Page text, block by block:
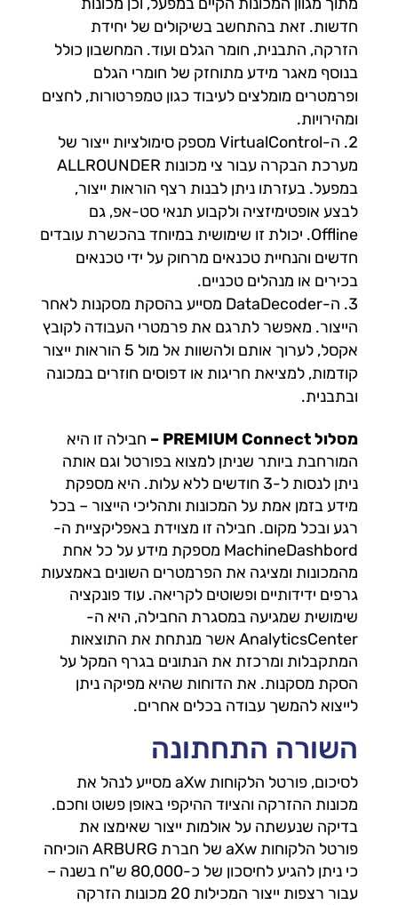
חדשות. זאת בהתחשב בשיקולים של יחידת
הזרקה, התבנית, חומר הגלם ועוד. המחשבון כולל
בנוסף מאגר מידע מתוחזק של חומרי הגלם
ופרמטרים מומלצים לעיבוד כגון טמפרטורות, לחצים
ומהירויות.
ה-VirtualControl מספק סימולציות ייצור של
מערכת הבקרה עבור צי מכונות ALLROUNDER
במפעל. בעזרתו ניתן לבנות רצף הוראות ייצור,
לבצע אופטימיזציה ולקבוע תנאי סט-אפ, גם
Offline. יכולת זו שימושית במיוחד בהכשרת עובדים
חדשים והנחיית טכנאים מרחוק על ידי טכנאים
בכירים או מנהלים טכניים.
ה-DataDecoder מסייע בהסקת מסקנות לאחר
הייצור. מאפשר לתרגם את פרמטרי העבודה לקובץ
אקסל, לערוך אותם ולהשוות אל מול 5 הוראות ייצור
קודמות, למציאת חריגות או דפוסים חוזרים במכונה
ובתבנית.
מסלול PREMIUM Connect –
חבילה זו היא
המורחבת ביותר שניתן למצוא בפורטל וגם אותה
ניתן לנסות ל-3 חודשים ללא עלות. היא מספקת
מידע בזמן אמת על המכונות ותהליכי הייצור – בכל
רגע ובכל מקום. חבילה זו מצוידת באפליקציית ה-
MachineDashbord מספקת מידע על כל אחת
מהמכונות ומציגה את הפרמטרים השונים באמצעות
גרפים ידידותיים ופשוטים לקריאה. עוד פונקציה
שימושית שמגיעה במסגרת החבילה, היא ה-
AnalyticsCenter אשר מנתחת את התוצאות
המתקבלות ומרכזת את הנתונים בגרף המקל על
הסקת מסקנות. את הדוחות שהיא מפיקה ניתן
לייצוא להמשך עבודה בכלים אחרים.
השורה התחתונה
לסיכום, פורטל הלקוחות aXw מסייע לנהל את
מכונות ההזרקה והציוד ההיקפי באופן פשוט וחכם.
בדיקה שנעשתה על אולמות ייצור שאימצו את
פורטל הלקוחות aXw של חברת ARBURG הוכיחה
כי ניתן להגיע לחיסכון של כ-80,000 ש"ח בשנה –
עבור רצפות ייצור המכילות 20 מכונות הזרקה